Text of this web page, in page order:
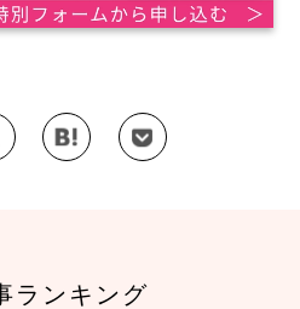
ランキング